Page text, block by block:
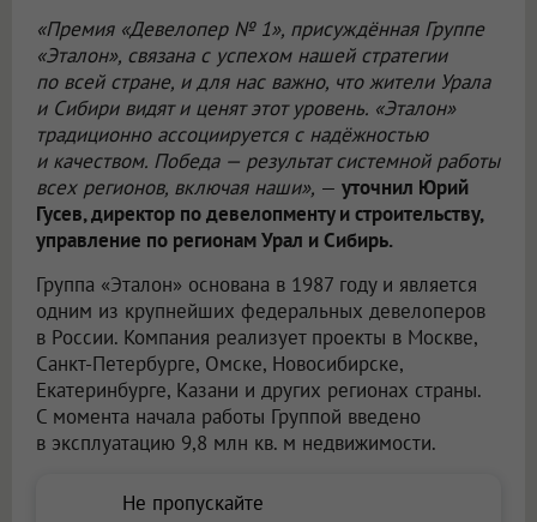
«Премия «Девелопер № 1», присуждённая Группе
«Эталон», связана с успехом нашей стратегии
по всей стране, и для нас важно, что жители Урала
и Сибири видят и ценят этот уровень. «Эталон»
традиционно ассоциируется с надёжностью
и качеством. Победа — результат системной работы
всех регионов, включая наши», — уточнил Юрий
Гусев, директор по девелопменту и строительству,
управление по регионам Урал и Сибирь.
Группа «Эталон» основана в 1987 году и является
одним из крупнейших федеральных девелоперов
в России. Компания реализует проекты в Москве,
Санкт-Петербурге, Омске, Новосибирске,
Екатеринбурге, Казани и других регионах страны.
С момента начала работы Группой введено
в эксплуатацию 9,8 млн кв. м недвижимости.
Не пропускайте